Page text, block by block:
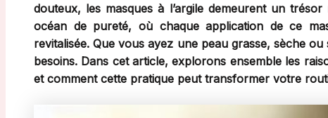
douteux, les masques à l’argile demeurent un
océan de pureté, où chaque application de ce
revitalisée. Que vous ayez une peau grasse, sèche
besoins. Dans cet article, explorons ensemble les
et comment cette pratique peut transformer votre